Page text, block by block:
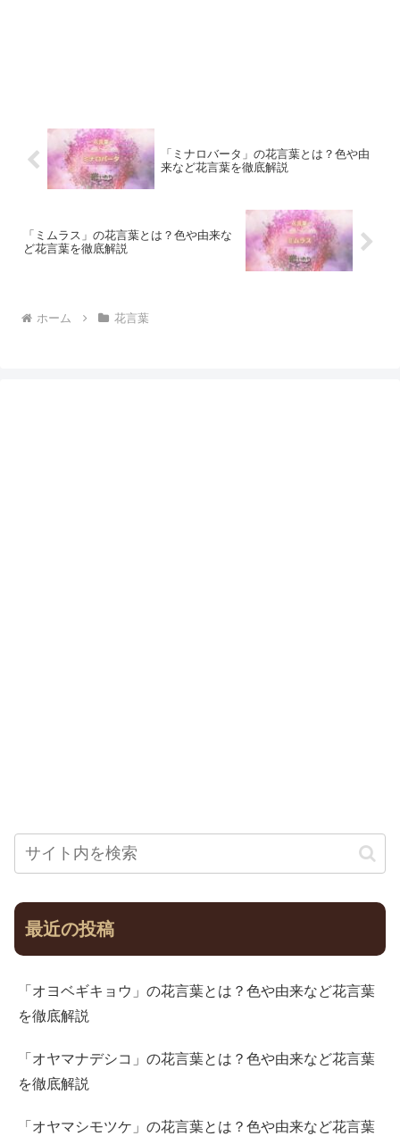
「ミナロバータ」の花言葉とは？色や由
来など花言葉を徹底解説
「ミムラス」の花言葉とは？色や由来な
ど花言葉を徹底解説
ホーム 花言葉
最近の投稿
「オヨベギキョウ」の花言葉とは？色や由来など花言葉
を徹底解説
「オヤマナデシコ」の花言葉とは？色や由来など花言葉
を徹底解説
「オヤマシモツケ」の花言葉とは？色や由来など花言葉